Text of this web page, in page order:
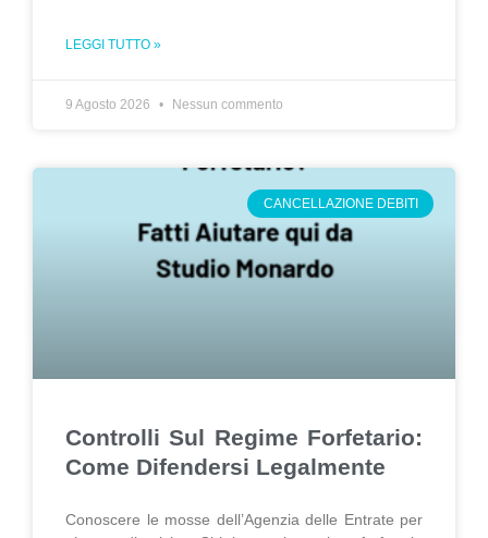
LEGGI TUTTO »
9 Agosto 2026 Nessun commento
CANCELLAZIONE DEBITI
Controlli Sul Regime Forfetario:
Come Difendersi Legalmente
Conoscere le mosse dell’Agenzia delle Entrate per